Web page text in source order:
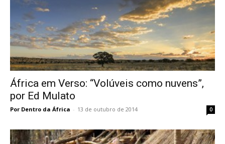
África em Verso: “Volúveis como nuvens”,
por Ed Mulato
Por Dentro da África - 13 de outubro de 2014 0